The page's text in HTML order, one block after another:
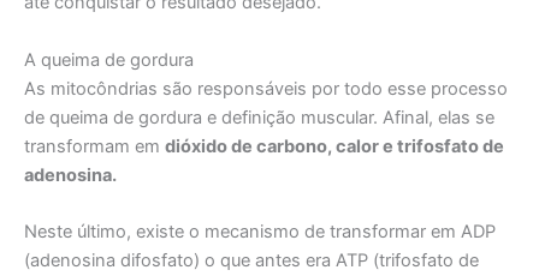
A queima de gordura
As mitocôndrias são responsáveis por todo esse processo
de queima de gordura e definição muscular. Afinal, elas se
transformam em dióxido de carbono, calor e trifosfato de
adenosina.
Neste último, existe o mecanismo de transformar em ADP
(adenosina difosfato) o que antes era ATP (trifosfato de